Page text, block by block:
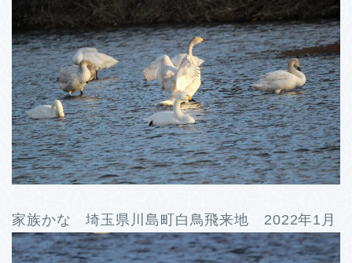
家族かな 埼玉県川島町白鳥飛来地 2022年1月